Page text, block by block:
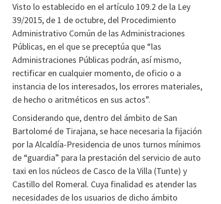
Visto lo establecido en el artículo 109.2 de la Ley
39/2015, de 1 de octubre, del Procedimiento
Administrativo Común de las Administraciones
Públicas, en el que se preceptúa que “las
Administraciones Públicas podrán, así mismo,
rectificar en cualquier momento, de oficio o a
instancia de los interesados, los errores materiales,
de hecho o aritméticos en sus actos”.
Considerando que, dentro del ámbito de San
Bartolomé de Tirajana, se hace necesaria la fijación
por la Alcaldía-Presidencia de unos turnos mínimos
de “guardia” para la prestación del servicio de auto
taxi en los núcleos de Casco de la Villa (Tunte) y
Castillo del Romeral. Cuya finalidad es atender las
necesidades de los usuarios de dicho ámbito